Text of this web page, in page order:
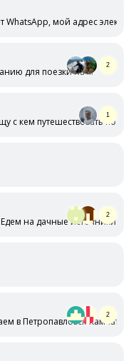
WhatsApp, мой адрес
для поезки на …
2
кем путешествовать по
1
на дачные источники +
2
в Петропавловск-
2